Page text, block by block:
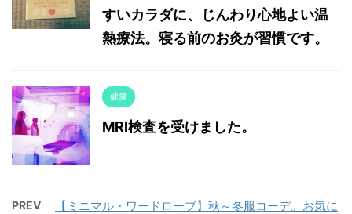
すいカラダに、じんわり心地よい温
熱療法。寝る前のお灸が習慣です。
健康
MRI検査を受けました。
PREV
【ミニマル・ワードローブ】秋～冬服コーデ。お気に